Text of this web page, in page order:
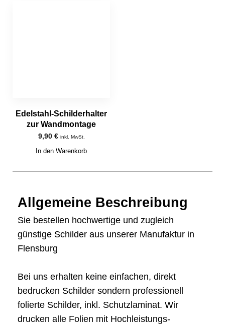
Edelstahl-Schilderhalter
zur Wandmontage
9,90 € inkl. MwSt.
In den Warenkorb
Allgemeine Beschreibung
Sie bestellen hochwertige und zugleich
günstige Schilder aus unserer Manufaktur in
Flensburg
Bei uns erhalten keine einfachen, direkt
bedrucken Schilder sondern professionell
folierte Schilder, inkl. Schutzlaminat. Wir
drucken alle Folien mit Hochleistungs-